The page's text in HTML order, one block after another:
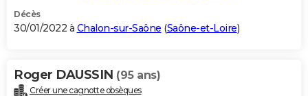
Décès
30/01/2022 à Chalon-sur-Saône (Saône-et-Loire)
Roger DAUSSIN (95 ans)
Créer une cagnotte obsèques